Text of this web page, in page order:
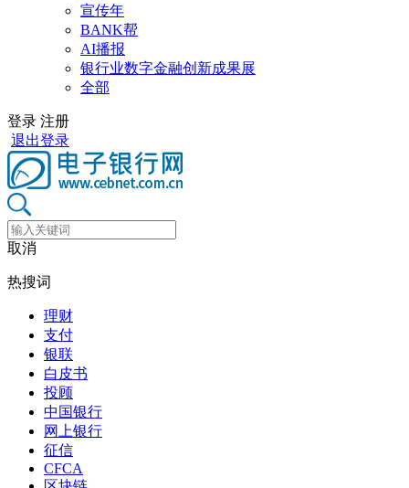
宣传年
BANK帮
AI播报
银行业数字金融创新成果展
全部
登录 注册
退出登录
取消
热搜词
理财
支付
银联
白皮书
投顾
中国银行
网上银行
征信
CFCA